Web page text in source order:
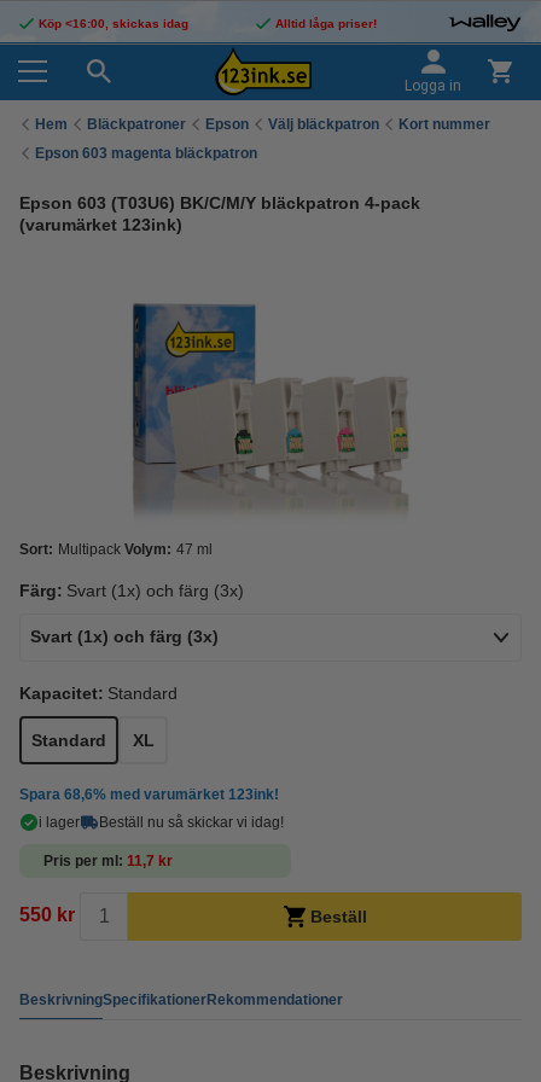
Köp <16:00, skickas idag Alltid låga priser!
Logga in
Hem Bläckpatroner Epson Välj bläckpatron
Kort nummer
Epson 603 magenta bläckpatron
Epson 603 (T03U6) BK/C/M/Y bläckpatron 4-pack
(varumärket 123ink)
Sort: Multipack Volym: 47 ml
Färg: Svart (1x) och färg (3x)
Svart (1x) och färg (3x)
Kapacitet: Standard
Standard XL
Spara 68,6% med varumärket 123ink!
i lager
Beställ nu så skickar vi idag!
Pris per ml 11,7 kr
550 kr Beställ
BeskrivningSpecifikationerRekommendationer
Beskrivning